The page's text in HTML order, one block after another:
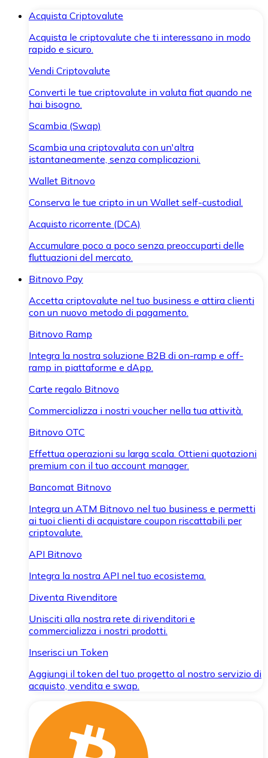
Acquista Criptovalute
Acquista le criptovalute che ti interessano in modo
rapido e sicuro.
Vendi Criptovalute
Converti le tue criptovalute in valuta fiat quando ne
hai bisogno.
Scambia (Swap)
Scambia una criptovaluta con un'altra
istantaneamente, senza complicazioni.
Wallet Bitnovo
Conserva le tue cripto in un Wallet self-custodial.
Acquisto ricorrente (DCA)
Accumulare poco a poco senza preoccuparti delle
fluttuazioni del mercato.
Bitnovo Pay
Accetta criptovalute nel tuo business e attira clienti
con un nuovo metodo di pagamento.
Bitnovo Ramp
Integra la nostra soluzione B2B di on-ramp e off-
ramp in piattaforme e dApp.
Carte regalo Bitnovo
Commercializza i nostri voucher nella tua attività.
Bitnovo OTC
Effettua operazioni su larga scala. Ottieni quotazioni
premium con il tuo account manager.
Bancomat Bitnovo
Integra un ATM Bitnovo nel tuo business e permetti
ai tuoi clienti di acquistare coupon riscattabili per
criptovalute.
API Bitnovo
Integra la nostra API nel tuo ecosistema.
Diventa Rivenditore
Unisciti alla nostra rete di rivenditori e
commercializza i nostri prodotti.
Inserisci un Token
Aggiungi il token del tuo progetto al nostro servizio di
acquisto, vendita e swap.